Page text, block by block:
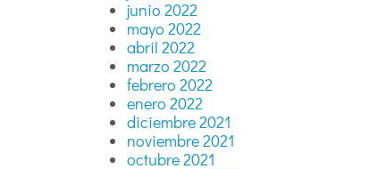
junio 2022
mayo 2022
abril 2022
marzo 2022
febrero 2022
enero 2022
diciembre 2021
noviembre 2021
octubre 2021